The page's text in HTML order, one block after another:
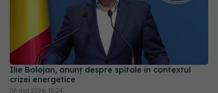
Ilie Bolojan, anunț despre spitale în contextul
crizei energetice
06 aug 2026, 15:24